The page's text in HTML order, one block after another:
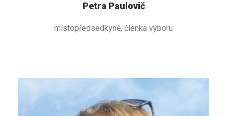
Petra Paulovič
místopředsedkyně, členka výboru